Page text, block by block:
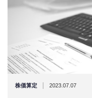
株価算定 | 2023.07.07